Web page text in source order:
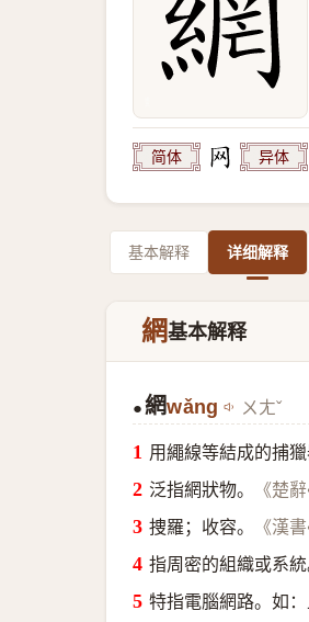
简体 异体
基本解释 详细解释
網基本解释
● 網wǎng ㄨㄤˇ
用繩線等結成的捕獵
泛指網狀物。
《楚
捜羅；收容。
《漢
指周密的組織或系
特指電腦網路。如：